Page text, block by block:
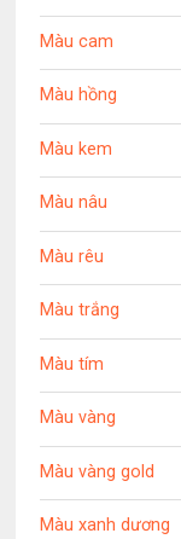
Màu cam
Màu hồng
Màu kem
Màu nâu
Màu rêu
Màu trắng
Màu tím
Màu vàng
Màu vàng gold
Màu xanh dương